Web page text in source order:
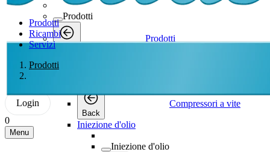
Prodotti
Ricambi
Servizi
Prodotti
Login
0
Menu
Prodotti
Prodotti
Compressori a vite
Back
Compressori a vite
Iniezione d'olio
Iniezione d'olio